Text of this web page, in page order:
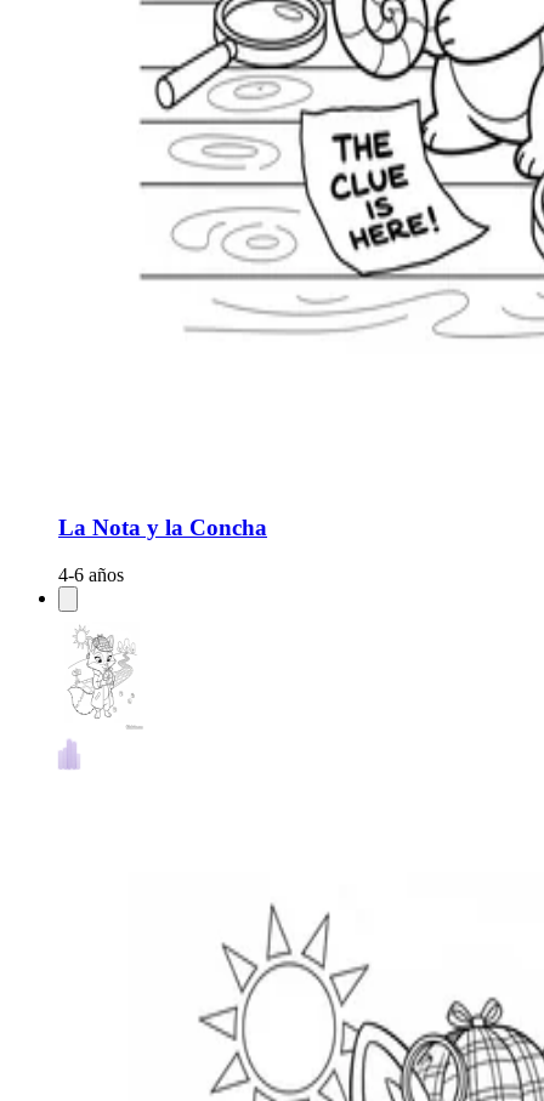
La Nota y la Concha
4-6 años